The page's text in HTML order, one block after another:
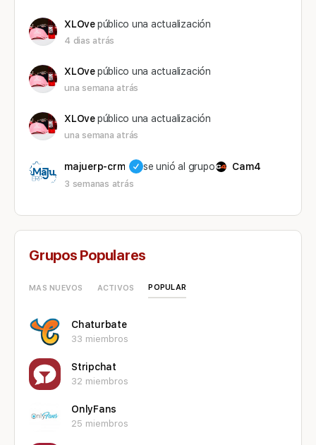
XLOvepúblico una actualización
4 dias atrás
XLOvepúblico una actualización
una semana atrás
XLOvepúblico una actualización
una semana atrás
majuerp-crm se unió al grupo Cam4
3 semanas atrás
Grupos Populares
MAS NUEVOS ACTIVOS POPULAR
Chaturbate
33 miembros
Stripchat
32 miembros
OnlyFans
25 miembros